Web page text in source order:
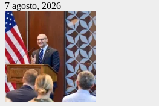
7 agosto, 2026